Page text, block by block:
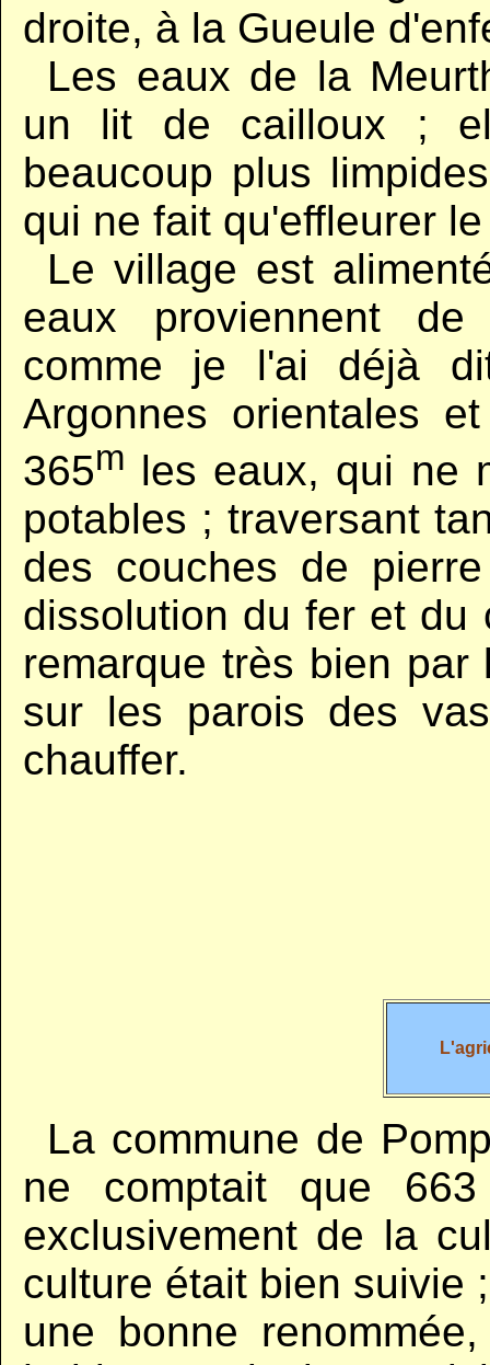
droite, à la Gueule
Les eaux de la
un lit de cailloux ;
beaucoup plus
qui ne fait qu'effleurer
Le village est
eaux proviennent
comme je l'ai déjà
Argonnes orientales
365m les eaux, qui ne
potables ; traversant
des couches de
dissolution du fer et du
remarque très bien
sur les parois des
chauffer.
La commune de
ne comptait que
exclusivement de la
culture était bien suivie
une bonne